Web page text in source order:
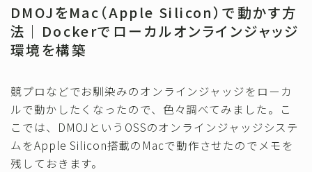
機械学習
DMOJをMac（Apple Silicon）で動かす方
法｜Dockerでローカルオンラインジャッジ
環境を構築
競プロなどでお馴染みのオンラインジャッジをローカ
ルで動かしたくなったので、色々調べてみました。こ
こでは、DMOJというOSSのオンラインジャッジシステ
ムをApple Silicon搭載のMacで動作させたのでメモを
残しておきます。